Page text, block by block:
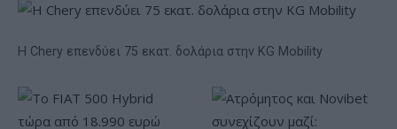
Η Chery επενδύει 75 εκατ. δολάρια στην KG Mobility